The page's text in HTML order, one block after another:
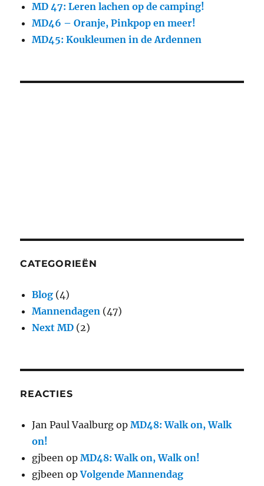
MD 47: Leren lachen op de camping!
MD46 – Oranje, Pinkpop en meer!
MD45: Koukleumen in de Ardennen
CATEGORIEËN
Blog (4)
Mannendagen (47)
Next MD (2)
REACTIES
Jan Paul Vaalburg opMD48: Walk on, Walk
on!
gjbeen opMD48: Walk on, Walk on!
gjbeen opVolgende Mannendag